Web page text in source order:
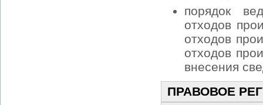
порядок
отходов
отходов
отходов
внесения
ПРАВОВОЕ